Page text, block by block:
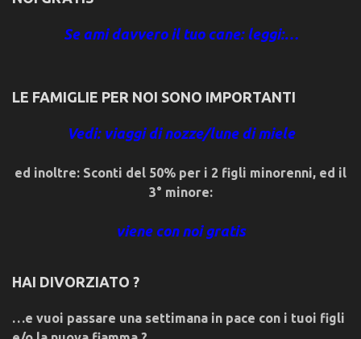
Se ami davvero il tuo cane: leggi:…
LE FAMIGLIE PER NOI SONO IMPORTANTI
Vedi: viaggi di nozze/lune di miele
ed inoltre: Sconti del 50% per i 2 figli minorenni, ed il
3° minore:
viene con noi gratis
HAI DIVORZIATO ?
…e vuoi passare una settimana in pace con i tuoi figli